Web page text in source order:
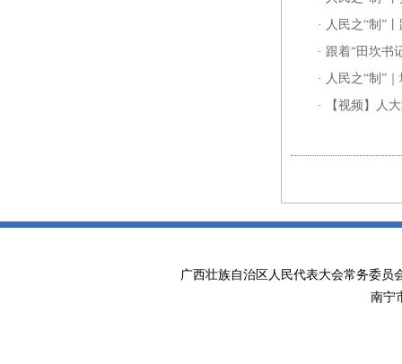
· 人民之“制”
· 跟着“田坎书
· 人民之“制”
·
【视频】人
广西壮族自治区人民代表大会常务委
南宁